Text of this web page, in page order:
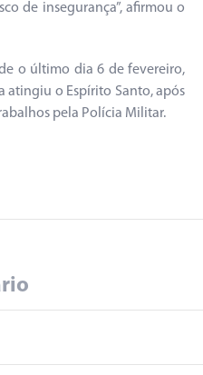
de insegurança”, afirmou o
o último dia 6 de fevereiro,
o Espírito Santo, após
pela Polícia Militar.